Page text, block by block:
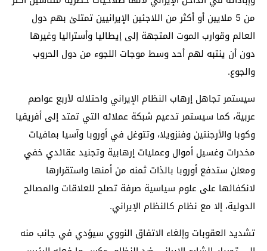
من 5 ملايين أو أكثر من اللاجئين الإيرانيين تمتلئ بهم دول
العالم وقوارب الموت المتجهة إلى إيطاليا وأستراليا وغيرها
دون أن ينتبه لهم أحد وسط موجات اللجوء من دول الحروب
والجوع.
سيستمر تجاهل إرهاب النظام الإيراني واحتلاله لأربع عواصم
عربية، كما سيستمر تدعيم شبكة عملائه التي تمتد إلى أفريقيا
وكوبا والأرجنتين وفنزويلا، وتتوغل في أوروبا وآسيا بمافيات
مخدرات وغسيل أموال وعمليات إرهابية وتجنيد عقائدي خفي
ومعلن ستدفع أوروبا بالذات ثمنه من أمنها واستقرارها
لانكفائها على علوم سياسية صرفة تصلح للعلاقات والمصالح
الدولية، إلا مع نظام كالنظام الإيراني.
تشديد العقوبات وإلغاء الاتفاق النووي سيؤدي في جانب منه